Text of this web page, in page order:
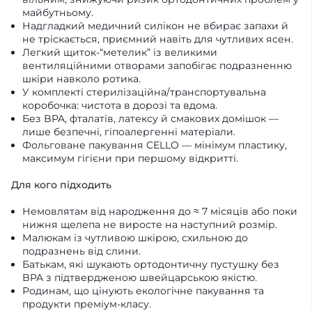
майбутньому.
Надгладкий медичний силікон не вбирає запахи й
не тріскається, приємний навіть для чутливих ясен.
Легкий щиток-“метелик” із великими
вентиляційними отворами запобігає подразненню
шкіри навколо ротика.
У комплекті стерилізаційна/транспортувальна
коробочка: чистота в дорозі та вдома.
Без BPA, фталатів, латексу й смакових домішок —
лише безпечні, гіпоалергенні матеріали.
Фольговане пакування CELLO — мінімум пластику,
максимум гігієни при першому відкритті.
Для кого підходить
Немовлятам від народження до ≈ 7 місяців або поки
нижня щелепа не виросте на наступний розмір.
Малюкам із чутливою шкірою, схильною до
подразнень від слини.
Батькам, які шукають ортодонтичну пустушку без
BPA з підтвердженою швейцарською якістю.
Родинам, що цінують екологічне пакування та
продукти преміум-класу.